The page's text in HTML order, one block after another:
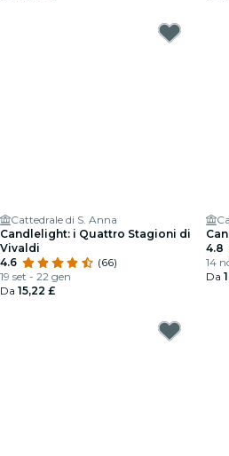
Cattedrale di S. Anna
Candlelight: i Quattro Stagioni di
Vivaldi
4.6
(66)
19 set - 22 gen
Da 15,22 £
4.8
14
Da